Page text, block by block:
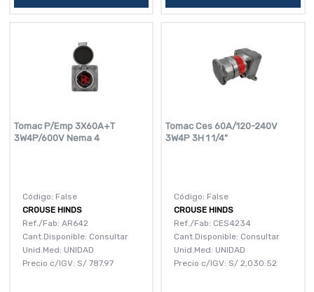
Tomac P/Emp 3X60A+T
3W4P/600V Nema 4
Código: False
CROUSE HINDS
Ref./Fab: AR642
Cant.Disponible: Consultar
Unid.Med: UNIDAD
Precio c/IGV: S/ 787.97
Tomac Ces 60A/120-240V
3W4P 3H 1 1/4"
Código: False
CROUSE HINDS
Ref./Fab: CES4234
Cant.Disponible: Consultar
Unid.Med: UNIDAD
Precio c/IGV: S/ 2,030.52